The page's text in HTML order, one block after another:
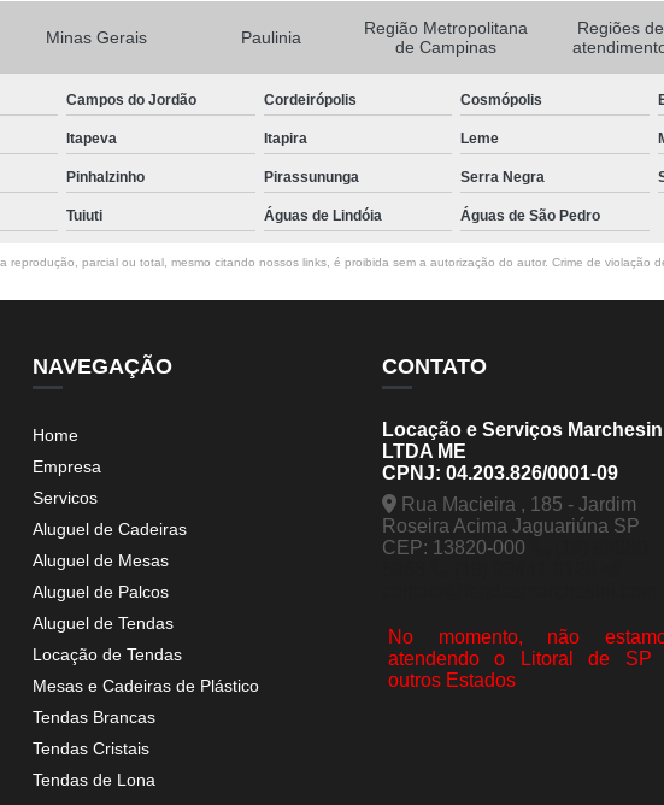
Minas Gerais Paulinia
Região Metropolitana
de Campinas
Regiões de
Campos do Jordão Cordeirópolis Cosmópolis
Itapeva Itapira Leme
Pinhalzinho Pirassununga Serra Negra
Tuiuti Águas de Lindóia Águas de São Pedro
parcial ou total, mesmo citando nossos links, é proibida sem a autorização do autor. Crime de violação
NAVEGAÇÃO
Home
Empresa
Servicos
Aluguel de Cadeiras
Aluguel de Mesas
Aluguel de Palcos
Aluguel de Tendas
Locação de Tendas
Mesas e Cadeiras de Plástico
Tendas Brancas
Tendas Cristais
Tendas de Lona
CONTATO
Locação e Serviços
LTDA ME
CPNJ: 04.203.826/0001-09
Rua Macieira , 185 - Jardim
Roseira Acima Jaguariúna SP
CEP: 13820-000
No momento, não
atendendo o Litoral de SP
outros Estados